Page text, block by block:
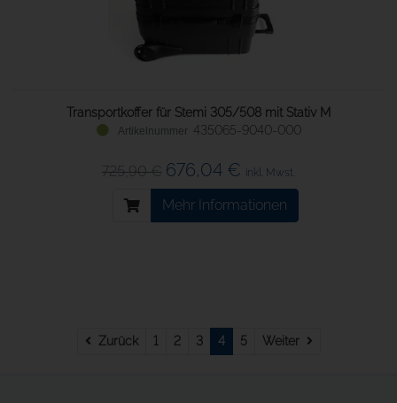
Transportkoffer für Stemi 305/508 mit Stativ M
435065-9040-000
725,90 € 676,04 € inkl. Mwst.
Mehr Informationen
ZurückZurück
1 2 3 4 5 Weiter Weiter